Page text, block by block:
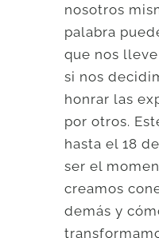
nosotros
palabra
que nos
si nos
honrar las
por otros.
hasta el 18
ser el
creamos
demás y